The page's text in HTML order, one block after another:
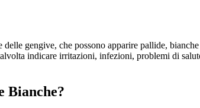
gengive, che possono apparire pallide,
indicare irritazioni, infezioni, problemi di
Bianche?